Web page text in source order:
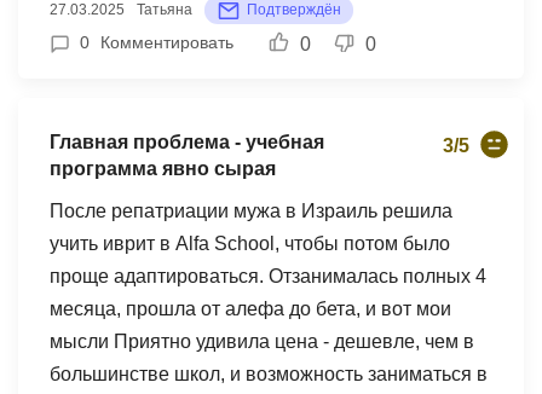
чтение. Плюс у школы потрясающая подборка
дополнительных материалов - от подкастов для
до современного искусства. Недавно даже
написала свое первое эссе на французском о
влиянии соцсетей на журналистику! В общем,
это определенно мои самые эффективные и
увлекательные занятия языком. Всем, кто
мечтает о французском - рекомендую.
носитель языка с опытом преподавания 8 лет!)
полностью перевернула мое представление о
иероглифов через ассоциации - теперь 店
(магазин) для меня навсегда связан с образом
крыши над прилавком, а знак 人 (человек)
правда похож на идущего человечка! За полгода
занятий я не только освоила пиньинь и базовые
тоны (да, их реально можно выучить! ), но уже
могу поддерживать простой разговор с нашими
китайскими партнерами. На последней встрече
27.03.2025 Татьяна Подтверждён
0 Комментировать 0 0
Главная проблема - учебная
программа явно сырая
3/5
После репатриации мужа в Израиль решила
учить иврит в Alfa School, чтобы потом было
проще адаптироваться. Отзанималась полных 4
месяца, прошла от алефа до бета, и вот мои
мысли Приятно удивила цена - дешевле, чем в
большинстве школ, и возможность заниматься в